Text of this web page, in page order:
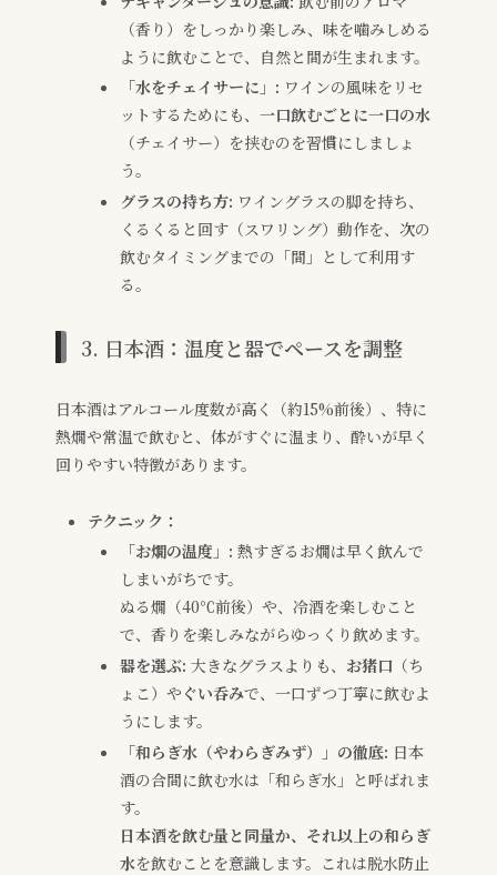
（香り）をしっかり楽しみ、味を噛みしめる
ように飲むことで、自然と間が生まれます。
「水をチェイサーに」: ワインの風味をリセ
ットするためにも、 一口飲むごとに一口の水
（チェイサー）を挟むのを習慣にしましょ
う。
グラスの持ち方: ワイングラスの脚を持ち、
くるくると回す（スワリング）動作を、次の
飲むタイミングまでの「間」として利用す
る。
3. 日本酒：温度と器でペースを調整
日本酒はアルコール度数が高く（約15%前後）、特に
熱燗や常温で飲むと、体がすぐに温まり、酔いが早く
回りやすい特徴があります。
テクニック：
「お燗の温度」: 熱すぎるお燗は早く飲んで
しまいがちです。
ぬる燗（40℃前後）や、冷酒を楽しむこと
で、香りを楽しみながらゆっくり飲めます。
器を選ぶ: 大きなグラスよりも、 お猪口（ち
ょこ）や ぐい呑みで、一口ずつ丁寧に飲むよ
うにします。
「和らぎ水（やわらぎみず）」の徹底: 日本
酒の合間に飲む水は「和らぎ水」と呼ばれま
す。
日本酒を飲む量と同量か、それ以上の和らぎ
水を飲むことを意識します。これは脱水防止